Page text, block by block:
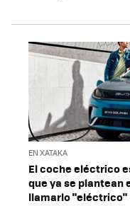
EN XATAKA
El coche eléctrico
que ya se plantean
llamarlo "eléctrico"